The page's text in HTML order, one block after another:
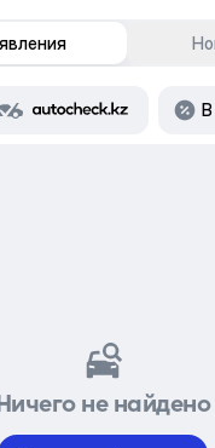
В
не найдено